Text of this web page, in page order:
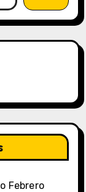
Febrero